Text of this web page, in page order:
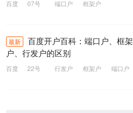
百度 07号 端口户
框架户
最新
百度开户百科：端口户、框架
户、行发户的区别
百度 22号 行发户 框架户
端口户